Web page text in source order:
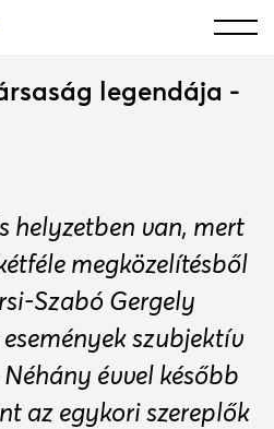
legendája -
helyzetben van, mert
megközelítésből
Szabó Gergely
szubjektív
évvel később
az egykori szereplők